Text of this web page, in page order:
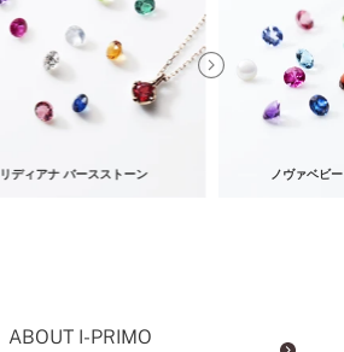
リディアナ バースストーン ノヴァベビ
ABOUT I-PRIMO